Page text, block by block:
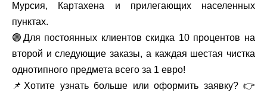
Мурсия, Картахена и прилегающих населенных
пунктах.
🟢Для постоянных клиентов скидка 10 процентов на
второй и следующие заказы, а каждая шестая чистка
однотипного предмета всего за 1 евро!
📌Хотите узнать больше или оформить заявку? 👉